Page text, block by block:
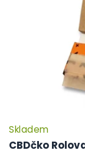
CBDčko
Skladem